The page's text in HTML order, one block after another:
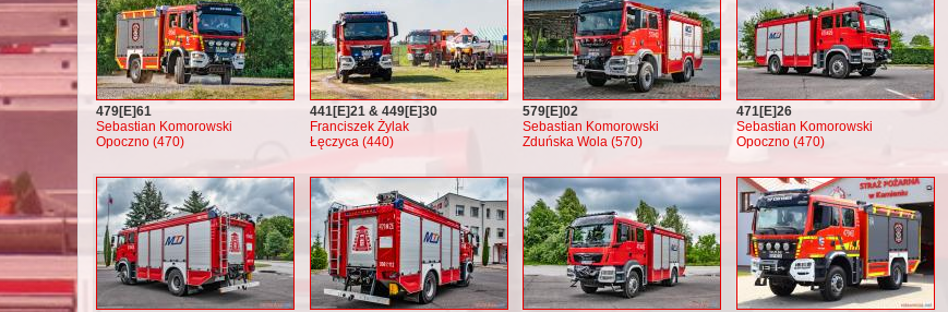
479[E]61
Sebastian Komorowski
Opoczno (470)
441[E]21 & 449[E]30
Franciszek Żylak
Łęczyca (440)
579[E]02
Sebastian Komorowski
Zduńska Wola (570)
471[E]26
Sebastian Komorowski
Opoczno (470)